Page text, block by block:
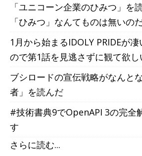
「ユニコーン企業のひみつ」を
「ひみつ」なんてものは無いの
1月から始まるIDOLY PRIDEが
ので第1話を見逃さずに観て欲し
ブシロードの宣伝戦略がなんと
者」を読んだ
#技術書典9でOpenAPI 3の完全
す
さらに読む...